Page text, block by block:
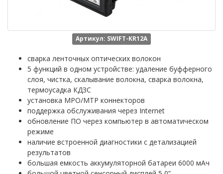
Артикул: SWIFT-KR12A
сварка ленточных оптических волокон
5 функций в одном устройстве: удаление буфферного
слоя, чистка, скалывание волокна, сварка волокна,
термоусадка КДЗС
установка MPO/MTP коннекторов
поддержка обслуживания через Internet
обновление ПО через компьютер в автоматическом
режиме
наличие встроенной диагностики с детализацией
результатов
большая емкость аккумуляторной батареи 6000 мАч